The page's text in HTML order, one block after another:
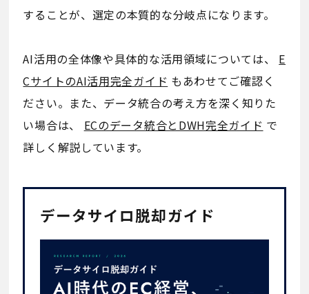
することが、選定の本質的な分岐点になります。
AI活用の全体像や具体的な活用領域については、 E
CサイトのAI活用完全ガイド もあわせてご確認く
ださい。また、データ統合の考え方を深く知りた
い場合は、 ECのデータ統合とDWH完全ガイド で
詳しく解説しています。
データサイロ脱却ガイド